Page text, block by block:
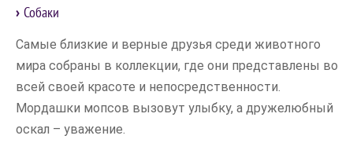
Собаки
Самые близкие и верные друзья среди животного
мира собраны в коллекции, где они представлены во
всей своей красоте и непосредственности.
Мордашки мопсов вызовут улыбку, а дружелюбный
оскал – уважение.